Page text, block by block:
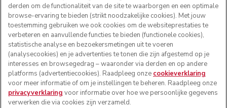
derden om de functionaliteit van de site te waarborgen en een optimale
browse-ervaring te bieden (strikt noodzakelijke cookies). Met jouw
toestemming gebruiken we ook cookies om de websiteprestaties te
verbeteren en aanvullende functies te bieden (functionele cookies),
statistische analyse en bezoekersmetingen uit te voeren
(analysecookies) en je advertenties te tonen die zijn afgestemd op je
interesses en browsegedrag – waaronder via derden en op andere
platforms (advertentiecookies). Raadpleeg onze cookieverklaring
voor meer informatie of om je instellingen te beheren. Raadpleeg onze
privacyverklaring voor informatie over hoe we persoonlijke gegevens
verwerken die via cookies zijn verzameld.